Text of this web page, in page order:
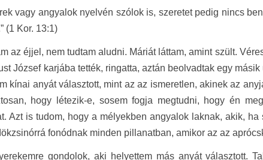
vagy angyalok nyelvén szólok is, szeretet pedig nincs
(1 Kor. 13:1)
az éjjel, nem tudtam aludni. Máriát láttam, amint szült.
József karjába tették, ringatta, aztán beolvadtak egy
kínai anyát választott, mint az az ismeretlen, akinek az
hogy létezik-e, sosem fogja megtudni, hogy én
Azt is tudom, hogy a mélyekben angyalok laknak, akik,
fonódnak minden pillanatban, amikor az az
gondolok, aki helyettem más anyát választott.